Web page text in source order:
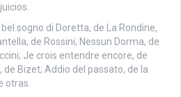
sogno di Doretta, de La Rondine,
de Rossini; Nessun Dorma, de
Je crois entendre encore, de
de Bizet; Addio del passato, de la
otras.